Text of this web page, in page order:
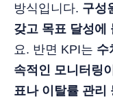
방식입니다. 구성
갖고 목표 달성에
요. 반면 KPI는 수
속적인 모니터링
표나 이탈률 관리